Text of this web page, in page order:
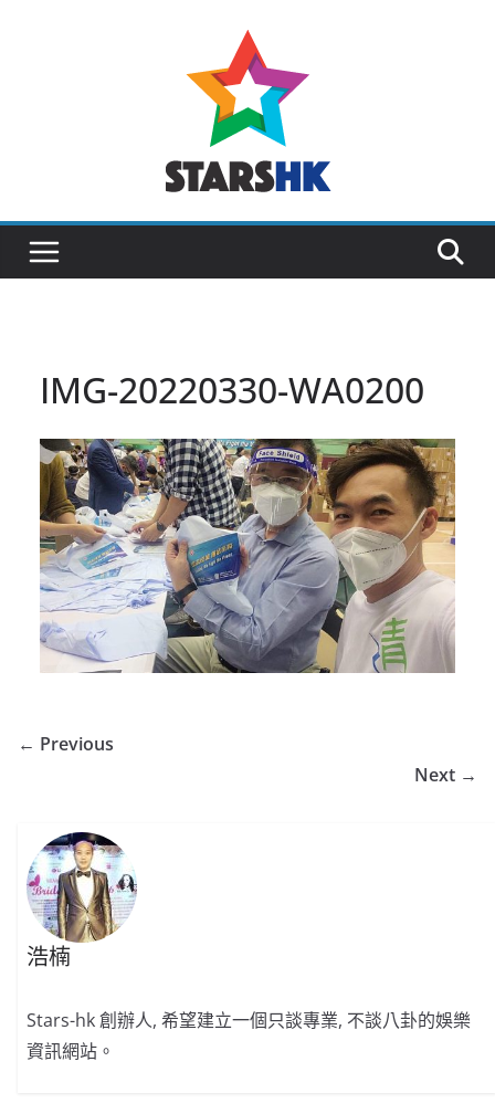
IMG-20220330-WA0200
← Previous
Next →
浩楠
Stars-hk 創辦人, 希望建立一個只談專業, 不談八卦的娛樂
資訊網站。